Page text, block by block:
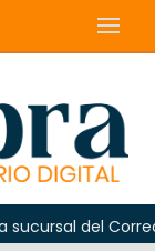
del Correo